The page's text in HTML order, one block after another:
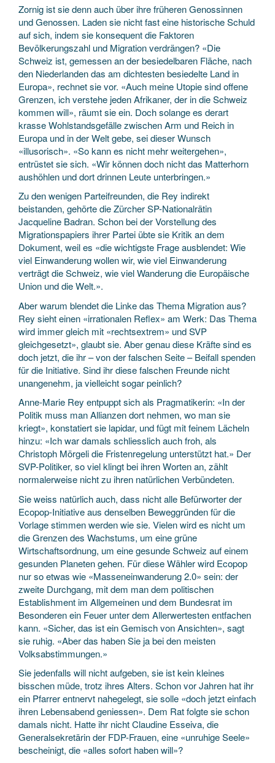
Zornig ist sie denn auch über ihre früheren Genossinnen
und Genossen. Laden sie nicht fast eine historische Schuld
auf sich, indem sie konsequent die Faktoren
Bevölkerungszahl und Migration verdrängen? «Die
Schweiz ist, gemessen an der besiedelbaren Fläche, nach
den Niederlanden das am dichtesten besiedelte Land in
Europa», rechnet sie vor. «Auch meine Utopie sind offene
Grenzen, ich verstehe jeden Afrikaner, der in die Schweiz
kommen will», räumt sie ein. Doch solange es derart
krasse Wohlstandsgefälle zwischen Arm und Reich in
Europa und in der Welt gebe, sei dieser Wunsch
«illusorisch». «So kann es nicht mehr weitergehen»,
entrüstet sie sich. «Wir können doch nicht das Matterhorn
aushöhlen und dort drinnen Leute unterbringen.»
Zu den wenigen Parteifreunden, die Rey indirekt
beistanden, gehörte die Zürcher SP-Nationalrätin
Jacqueline Badran. Schon bei der Vorstellung des
Migrationspapiers ihrer Partei übte sie Kritik an dem
Dokument, weil es «die wichtigste Frage ausblendet: Wie
viel Einwanderung wollen wir, wie viel Einwanderung
verträgt die Schweiz, wie viel Wanderung die Europäische
Union und die Welt.».
Aber warum blendet die Linke das Thema Migration aus?
Rey sieht einen «irrationalen Reflex» am Werk: Das Thema
wird immer gleich mit «rechtsextrem» und SVP
gleichgesetzt», glaubt sie. Aber genau diese Kräfte sind es
doch jetzt, die ihr – von der falschen Seite – Beifall spenden
für die Initiative. Sind ihr diese falschen Freunde nicht
unangenehm, ja vielleicht sogar peinlich?
Anne-Marie Rey entpuppt sich als Pragmatikerin: «In der
Politik muss man Allianzen dort nehmen, wo man sie
kriegt», konstatiert sie lapidar, und fügt mit feinem Lächeln
hinzu: «Ich war damals schliesslich auch froh, als
Christoph Mörgeli die Fristenregelung unterstützt hat.» Der
SVP-Politiker, so viel klingt bei ihren Worten an, zählt
normalerweise nicht zu ihren natürlichen Verbündeten.
Sie weiss natürlich auch, dass nicht alle Befürworter der
Ecopop-Initiative aus denselben Beweggründen für die
Vorlage stimmen werden wie sie. Vielen wird es nicht um
die Grenzen des Wachstums, um eine grüne
Wirtschaftsordnung, um eine gesunde Schweiz auf einem
gesunden Planeten gehen. Für diese Wähler wird Ecopop
nur so etwas wie «Masseneinwanderung 2.0» sein: der
zweite Durchgang, mit dem man dem politischen
Establishment im Allgemeinen und dem Bundesrat im
Besonderen ein Feuer unter dem Allerwertesten entfachen
kann. «Sicher, das ist ein Gemisch von Ansichten», sagt
sie ruhig. «Aber das haben Sie ja bei den meisten
Volksabstimmungen.»
Sie jedenfalls will nicht aufgeben, sie ist kein kleines
bisschen müde, trotz ihres Alters. Schon vor Jahren hat ihr
ein Pfarrer entnervt nahegelegt, sie solle «doch jetzt einfach
ihren Lebensabend geniessen». Dem Rat folgte sie schon
damals nicht. Hatte ihr nicht Claudine Esseiva, die
Generalsekretärin der FDP-Frauen, eine «unruhige Seele»
bescheinigt, die «alles sofort haben will»?